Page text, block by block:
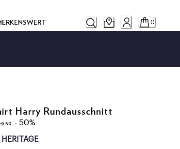
0
Harry Rundausschnitt
Preis CHF199
CHF99.50
- 50%